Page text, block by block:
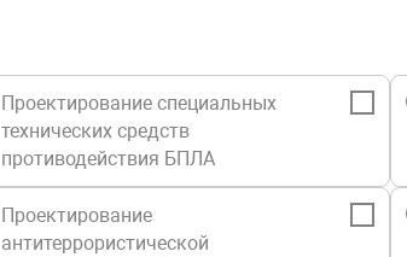
Проектирование специальных
технических средств
противодействия БПЛА
Проектирование
антитеррористической